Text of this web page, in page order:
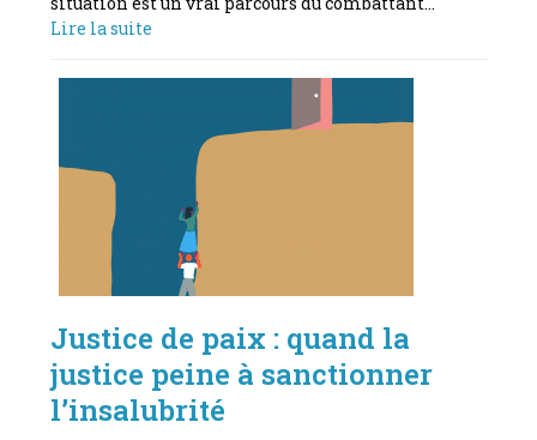
Lire la suite
Justice de paix : quand la
justice peine à sanctionner
l’insalubrité